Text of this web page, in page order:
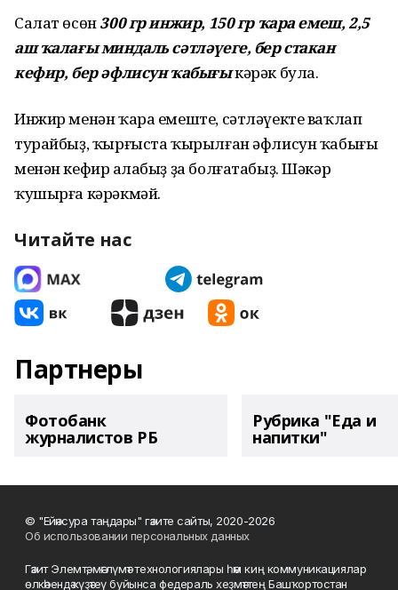
Салат өсөн300 гр инжир, 150 гр ҡара емеш, 2,5
аш ҡалағы миндаль сәтләүеге, бер стакан
кефир, бер әфлисун ҡабығыкәрәк була.
Инжир менән ҡара емеште, сәтләүекте ваҡлап
турайбыҙ, ҡырғыста ҡырылған әфлисун ҡабығы
менән кефир һалабыҙ ҙа болғатабыҙ. Шәкәр
ҡушырға кәрәкмәй.
Читайте нас
Партнеры
Фотобанк
журналистов РБ
Рубрика "Еда и
напитки"
© "Ейәнсура таңдары" гәзите сайты, 2020-2026
Об использовании персональных данных
Гәзит Элемтә, мәғлүмәт технологиялары һәм киң коммуникациялар
өлкәһендә күҙәтеү буйынса федераль хеҙмәттең Башҡортостан